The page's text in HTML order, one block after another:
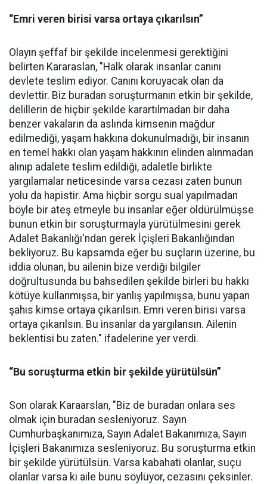
“Emri veren birisi varsa ortaya çıkarılsın”
Olayın şeffaf bir şekilde incelenmesi gerektiğini
belirten Kararaslan, "Halk olarak insanlar canını
devlete teslim ediyor. Canını koruyacak olan da
devlettir. Biz buradan soruşturmanın etkin bir şekilde,
delillerin de hiçbir şekilde karartılmadan bir daha
benzer vakaların da aslında kimsenin mağdur
edilmediği, yaşam hakkına dokunulmadığı, bir insanın
en temel hakkı olan yaşam hakkının elinden alınmadan
alınıp adalete teslim edildiği, adaletle birlikte
yargılamalar neticesinde varsa cezası zaten bunun
yolu da hapistir. Ama hiçbir sorgu sual yapılmadan
böyle bir ateş etmeyle bu insanlar eğer öldürülmüşse
bunun etkin bir soruşturmayla yürütülmesini gerek
Adalet Bakanlığı'ndan gerek İçişleri Bakanlığından
bekliyoruz. Bu kapsamda eğer bu suçların üzerine, bu
iddia olunan, bu ailenin bize verdiği bilgiler
doğrultusunda bu bahsedilen şekilde birleri bu hakkı
kötüye kullanmışsa, bir yanlış yapılmışsa, bunu yapan
şahıs kimse ortaya çıkarılsın. Emri veren birisi varsa
ortaya çıkarılsın. Bu insanlar da yargılansın. Ailenin
beklentisi bu zaten." ifadelerine yer verdi.
“Bu soruşturma etkin bir şekilde yürütülsün”
Son olarak Karaarslan, "Biz de buradan onlara ses
olmak için buradan sesleniyoruz. Sayın
Cumhurbaşkanımıza, Sayın Adalet Bakanımıza, Sayın
İçişleri Bakanımıza sesleniyoruz. Bu soruşturma etkin
bir şekilde yürütülsün. Varsa kabahati olanlar, suçu
olanlar varsa ki aile bunu söylüyor, cezasını çeksinler.